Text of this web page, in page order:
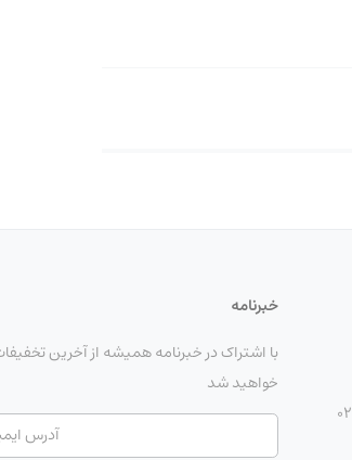
خبرنامه
با اشتراک در خبرنامه همیشه از آخرین
خواهید شد